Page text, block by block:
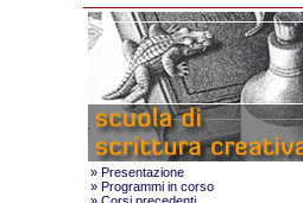
» Presentazione
» Programmi in corso